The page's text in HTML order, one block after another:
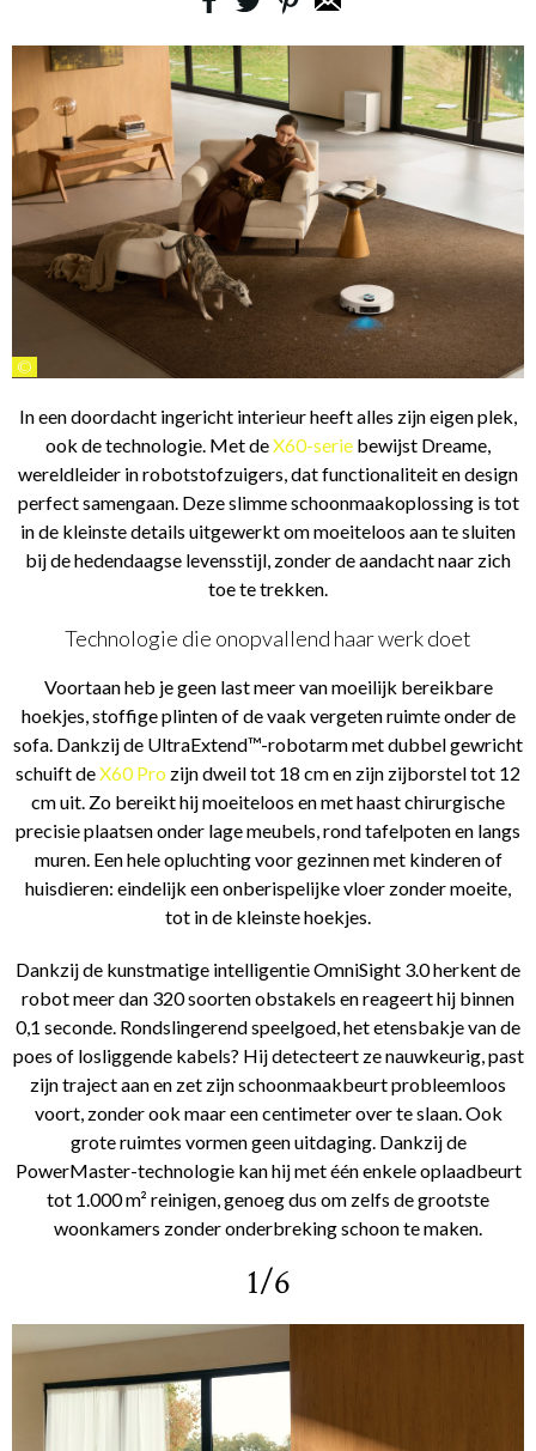
©
In een doordacht ingericht interieur heeft alles zijn eigen plek,
ook de technologie. Met deX60-serie bewijst Dreame,
wereldleider in robotstofzuigers, dat functionaliteit en design
perfect samengaan. Deze slimme schoonmaakoplossing is tot
in de kleinste details uitgewerkt om moeiteloos aan te sluiten
bij de hedendaagse levensstijl, zonder de aandacht naar zich
toe te trekken.
Technologie die onopvallend haar werk doet
Voortaan heb je geen last meer van moeilijk bereikbare
hoekjes, stoffige plinten of de vaak vergeten ruimte onder de
sofa. Dankzij de UltraExtend™-robotarm met dubbel gewricht
schuift deX60 Pro zijn dweil tot 18 cm en zijn zijborstel tot 12
cm uit. Zo bereikt hij moeiteloos en met haast chirurgische
precisie plaatsen onder lage meubels, rond tafelpoten en langs
muren. Een hele opluchting voor gezinnen met kinderen of
huisdieren: eindelijk een onberispelijke vloer zonder moeite,
tot in de kleinste hoekjes.
Dankzij de kunstmatige intelligentie OmniSight 3.0 herkent de
robot meer dan 320 soorten obstakels en reageert hij binnen
0,1 seconde. Rondslingerend speelgoed, het etensbakje van de
poes of losliggende kabels? Hij detecteert ze nauwkeurig, past
zijn traject aan en zet zijn schoonmaakbeurt probleemloos
voort, zonder ook maar een centimeter over te slaan. Ook
grote ruimtes vormen geen uitdaging. Dankzij de
PowerMaster-technologie kan hij met één enkele oplaadbeurt
tot 1.000 m² reinigen, genoeg dus om zelfs de grootste
woonkamers zonder onderbreking schoon te maken.
1/6